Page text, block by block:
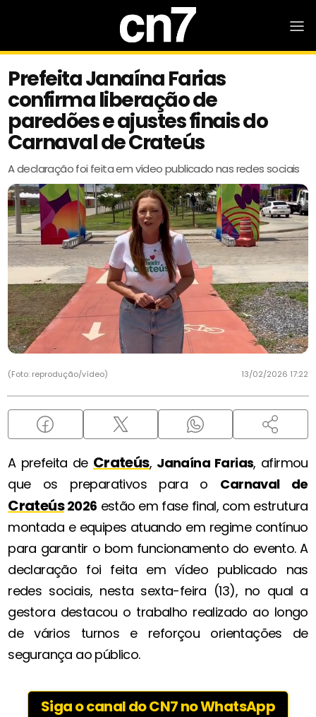
Prefeita Janaína Farias
confirma liberação de
paredões e ajustes finais do
Carnaval de Crateús
A declaração foi feita em vídeo publicado nas redes sociais
(Foto: reprodução/vídeo) 13/02/2026 17:22
A prefeita de Crateús, Janaína Farias, afirmou
que os preparativos para o Carnaval de
Crateús2026 estão em fase final, com estrutura
montada e equipes atuando em regime contínuo
para garantir o bom funcionamento do evento. A
declaração foi feita em vídeo publicado nas
redes sociais, nesta sexta-feira (13), no qual a
gestora destacou o trabalho realizado ao longo
de vários turnos e reforçou orientações de
segurança ao público.
Siga o canal do CN7 no WhatsApp